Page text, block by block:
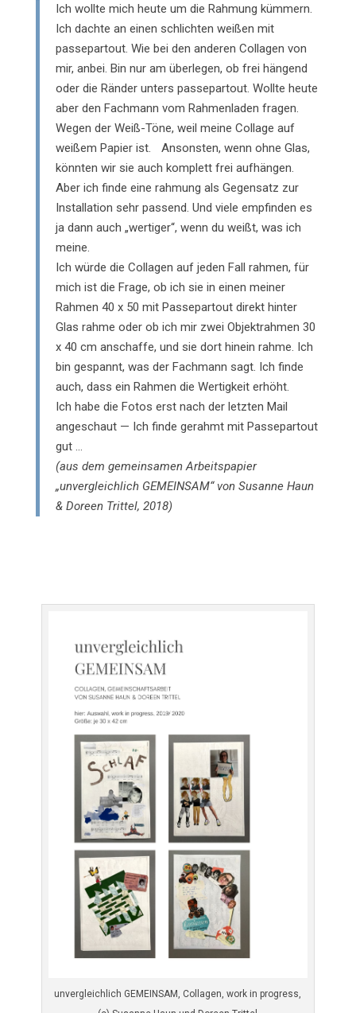
Ich wollte mich heute um die Rahmung kümmern.
Ich dachte an einen schlichten weißen mit
passepartout. Wie bei den anderen Collagen von
mir, anbei. Bin nur am überlegen, ob frei hängend
oder die Ränder unters passepartout. Wollte heute
aber den Fachmann vom Rahmenladen fragen.
Wegen der Weiß-Töne, weil meine Collage auf
weißem Papier ist. Ansonsten, wenn ohne Glas,
könnten wir sie auch komplett frei aufhängen.
Aber ich finde eine rahmung als Gegensatz zur
Installation sehr passend. Und viele empfinden es
ja dann auch „wertiger“, wenn du weißt, was ich
meine.
Ich würde die Collagen auf jeden Fall rahmen, für
mich ist die Frage, ob ich sie in einen meiner
Rahmen 40 x 50 mit Passepartout direkt hinter
Glas rahme oder ob ich mir zwei Objektrahmen 30
x 40 cm anschaffe, und sie dort hinein rahme. Ich
bin gespannt, was der Fachmann sagt. Ich finde
auch, dass ein Rahmen die Wertigkeit erhöht.
Ich habe die Fotos erst nach der letzten Mail
angeschaut — Ich finde gerahmt mit Passepartout
gut …
(aus dem gemeinsamen Arbeitspapier
„unvergleichlich GEMEINSAM“ von Susanne Haun
& Doreen Trittel, 2018)
unvergleichlich GEMEINSAM, Collagen, work in progress,